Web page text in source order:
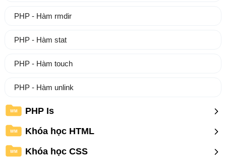
PHP - Hàm rmdir
PHP - Hàm stat
PHP - Hàm touch
PHP - Hàm unlink
WM PHP Is
WM Khóa học HTML
WM Khóa học CSS